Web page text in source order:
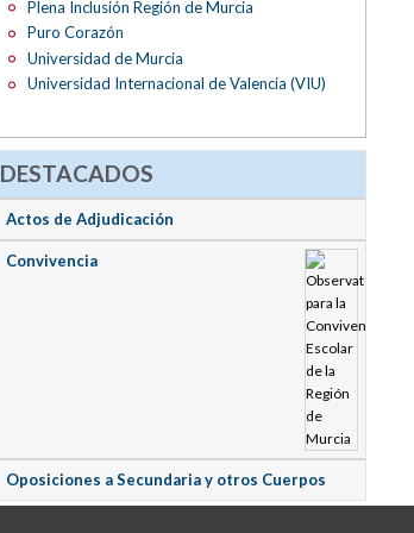
Plena Inclusión Región de Murcia
Puro Corazón
Universidad de Murcia
Universidad Internacional de Valencia (VIU)
DESTACADOS
Actos de Adjudicación
Convivencia
Oposiciones a Secundaria y otros Cuerpos